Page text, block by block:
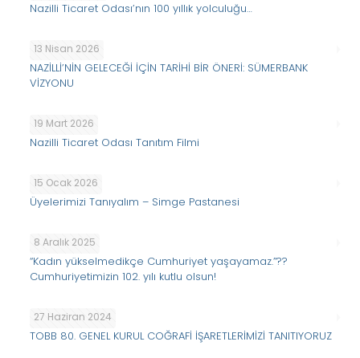
Nazilli Ticaret Odası’nın 100 yıllık yolculuğu…
13 Nisan 2026
NAZİLLİ’NİN GELECEĞİ İÇİN TARİHİ BİR ÖNERİ: SÜMERBANK
VİZYONU
19 Mart 2026
Nazilli Ticaret Odası Tanıtım Filmi
15 Ocak 2026
Üyelerimizi Tanıyalım – Simge Pastanesi
8 Aralık 2025
“Kadın yükselmedikçe Cumhuriyet yaşayamaz.”??
Cumhuriyetimizin 102. yılı kutlu olsun!
27 Haziran 2024
TOBB 80. GENEL KURUL COĞRAFİ İŞARETLERİMİZİ TANITIYORUZ